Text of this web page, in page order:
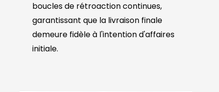
boucles de rétroaction continues,
garantissant que la livraison finale
demeure fidèle à l'intention d'affaires
initiale.